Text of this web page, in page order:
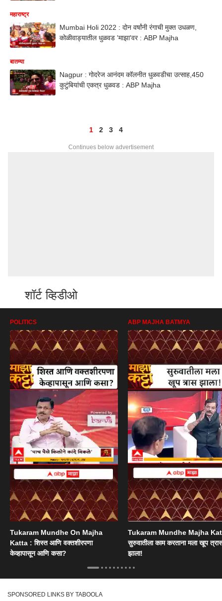
महाराष्ट्र
Mumbai Holi 2022 : दोन वर्षांनी रंगाची मुक्त उधळण,
कोळीवाड्यातील धुळवड 'माझा'वर : ABP Majha
बातम्या
Nagpur : गोदरेज आनंदम कॉलनीत धुळवडीचा उत्साह,450
कुटुंबियांची एकत्र धुळवड : ABP Majha
1 2 3 4
Continues below advertisement
शॉर्ट व्हिडीओ
POLITICS
Tukaram Mundhe On Majha
Katta : शिस्त आणि वक्तशीरपणा
केव्हापासून आणि कसा?
ABP MAJHA BATMYA
Tukaram Mundhe Majha
सुरुवातीला काम करताना मला खूप
झाला!
SPONSORED LINKS BY TABOOLA